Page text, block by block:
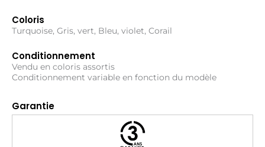
Coloris
Turquoise, Gris, vert, Bleu, violet, Corail
Conditionnement
Vendu en coloris assortis
Conditionnement variable en fonction du modèle
Garantie